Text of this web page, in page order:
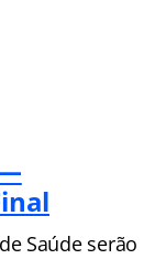
Saúde serão